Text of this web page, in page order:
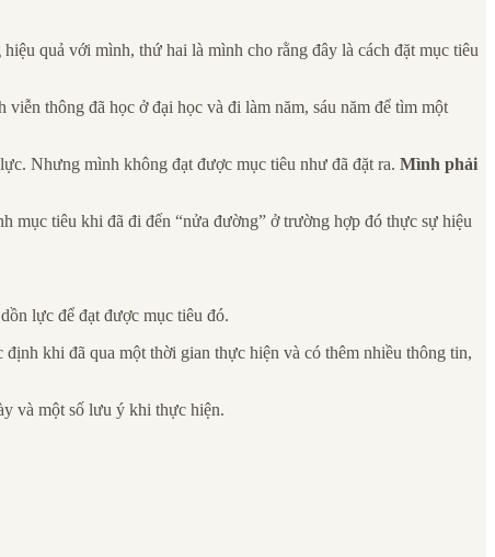
quả với mình, thứ hai là mình cho rằng đây là cách đặt mục tiêu
thông đã học ở đại học và đi làm năm, sáu năm để tìm một
Nhưng mình không đạt được mục tiêu như đã đặt ra. Mình phải
mục tiêu khi đã đi đến “nửa đường” ở trường hợp đó thực sự hiệu
lực để đạt được mục tiêu đó.
khi đã qua một thời gian thực hiện và có thêm nhiều thông tin,
và một số lưu ý khi thực hiện.